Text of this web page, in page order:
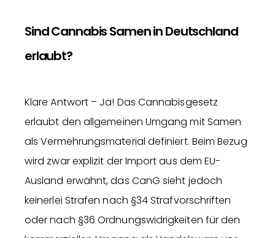
Sind Cannabis Samen in Deutschland
erlaubt?
Klare Antwort – Ja! Das Cannabisgesetz
erlaubt den allgemeinen Umgang mit Samen
als Vermehrungsmaterial definiert. Beim Bezug
wird zwar explizit der Import aus dem EU-
Ausland erwähnt, das CanG sieht jedoch
keinerlei Strafen nach §34 Strafvorschriften
oder nach §36 Ordnungswidrigkeiten für den